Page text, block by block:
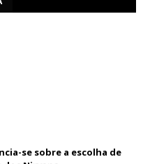
se sobre a escolha de